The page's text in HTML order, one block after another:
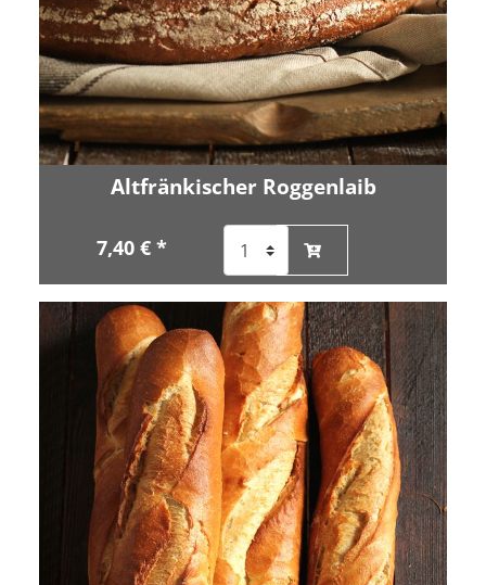
Altfränkischer Roggenlaib
7,40 € *